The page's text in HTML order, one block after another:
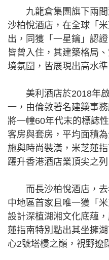
九龍倉集團旗下兩間
沙柏悅酒店，在全球「
出，同獲「一星鑰」認
皆曾入住，其建築格局
境氛圍，皆展現出高水準
美利酒店於2018年啟
一，由倫敦著名建築事
將一幢60年代末的標誌
客房與套房，平均面積
施與時尚裝潢，米芝蓮
躍升香港酒店業頂尖之
而長沙柏悅酒店，去
中地區首家且唯一獲「
設計深植湖湘文化底蘊
蓮指南特別點出其坐擁
心2號塔樓之巔，視野遼